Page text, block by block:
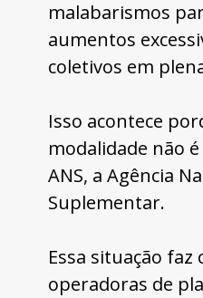
malabarismos
aumentos
coletivos em
Isso acontece
modalidade não
ANS, a Agência
Suplementar.
Essa situação faz
operadoras de